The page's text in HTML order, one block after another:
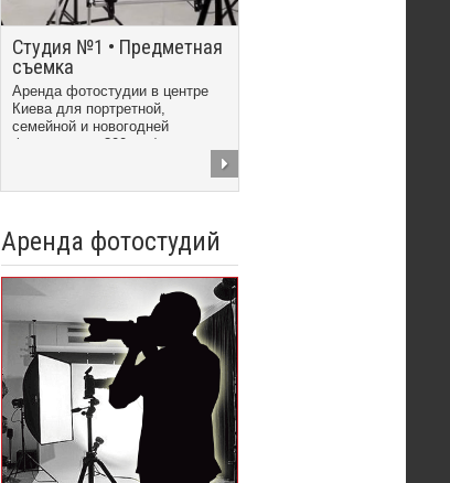
Студия №1 • Предметная
съемка
Аренда фотостудии в центре
Киева для портретной,
семейной и новогодней
фотосъемки. 300 грн/час
Аренда фотостудий